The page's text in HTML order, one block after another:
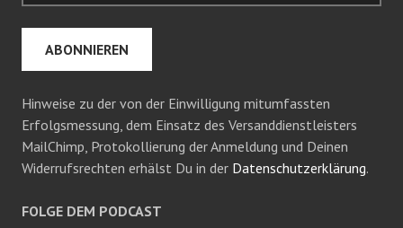
Hinweise zu der von der Einwilligung mitumfassten
Erfolgsmessung, dem Einsatz des Versanddienstleisters
MailChimp, Protokollierung der Anmeldung und Deinen
Widerrufsrechten erhälst Du in der Datenschutzerklärung.
FOLGE DEM PODCAST